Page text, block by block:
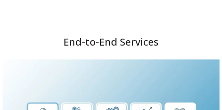
End-to-End Services